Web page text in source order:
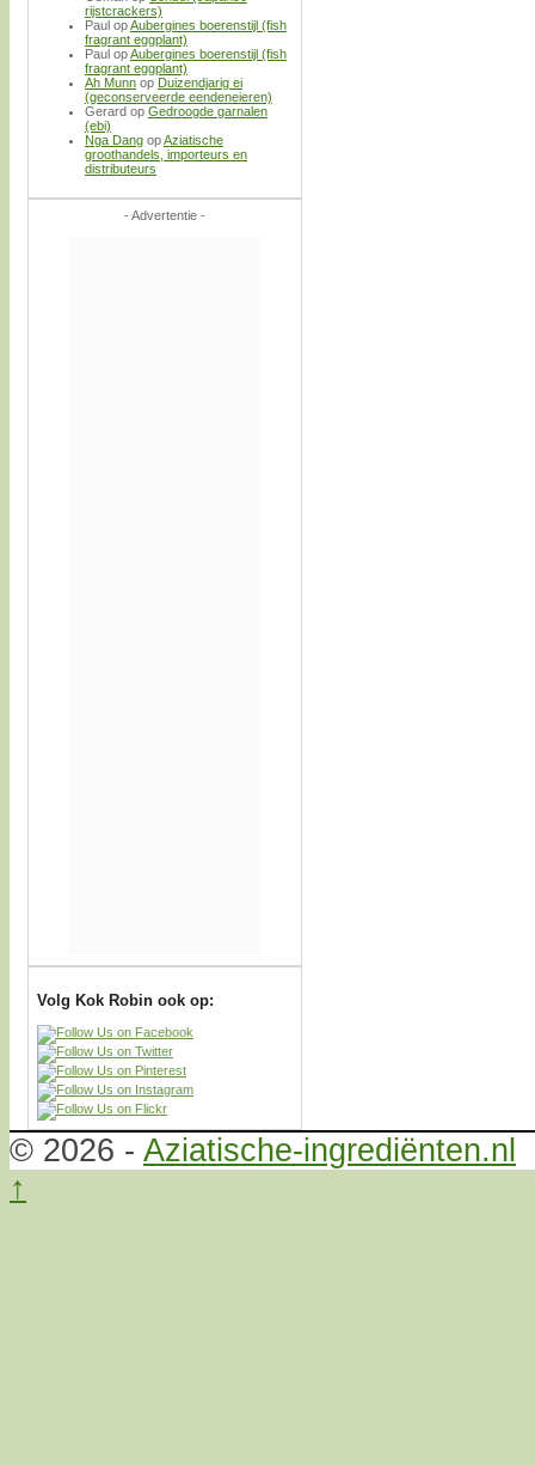
rijstcrackers)
Paul opAubergines boerenstijl (fish
fragrant eggplant)
Paul opAubergines boerenstijl (fish
fragrant eggplant)
Ah Munn op Duizendjarig ei
(geconserveerde eendeneieren)
Gerard op Gedroogde garnalen
(ebi)
Nga Dang opAziatische
groothandels, importeurs en
distributeurs
- Advertentie -
Volg Kok Robin ook op:
© 2026 - Aziatische-ingrediënten.nl
↑